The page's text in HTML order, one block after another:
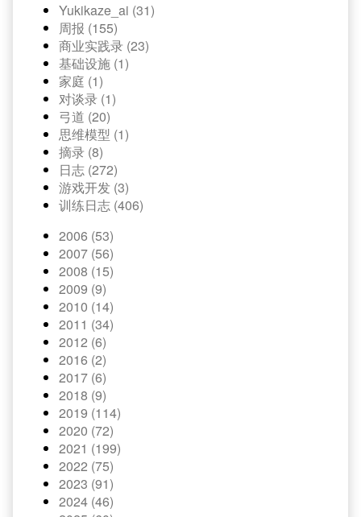
Yukikaze_ai (31)
周报 (155)
商业实践录 (23)
基础设施 (1)
家庭 (1)
对谈录 (1)
弓道 (20)
思维模型 (1)
摘录 (8)
日志 (272)
游戏开发 (3)
训练日志 (406)
2006 (53)
2007 (56)
2008 (15)
2009 (9)
2010 (14)
2011 (34)
2012 (6)
2016 (2)
2017 (6)
2018 (9)
2019 (114)
2020 (72)
2021 (199)
2022 (75)
2023 (91)
2024 (46)